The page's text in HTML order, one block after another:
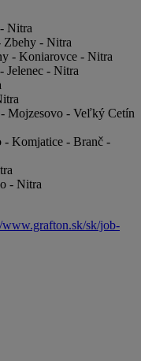
Nitra
Zbehy - Nitra
- Koniarovce - Nitra
Jelenec - Nitra
Mojzesovo - Veľký Cetín
- Komjatice - Branč -
- Nitra
www.grafton.sk/sk/job-